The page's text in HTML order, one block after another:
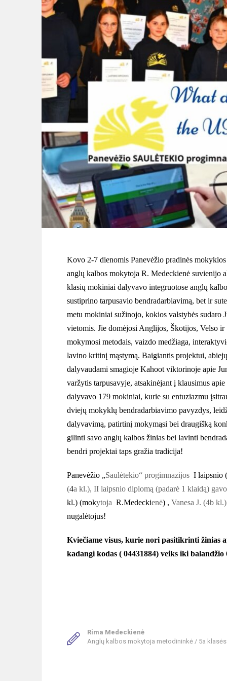
Kovo 2-7 dienomis Panevėžio pradinės
anglų kalbos mokytoja R. Medeckienė suvienijo
klasių mokiniai dalyvavo integruotose anglų
sustiprino tarpusavio bendradarbiavimą, bet ir
metu mokiniai sužinojo, kokios valstybės sudaro
vietomis. Jie domėjosi Anglijos, Škotijos, Velso
mokymosi metodais, vaizdo medžiaga,
lavino kritinį mąstymą. Baigiantis projektui,
dalyvaudami smagioje Kahoot viktorinoje apie
varžytis tarpusavyje, atsakinėjant į klausimus
dalyvavo 179 mokiniai, kurie su entuziazmu
dviejų mokyklų bendradarbiavimo pavyzdys,
dalyvavimą, patirtinį mokymąsi bei draugišką
gilinti savo anglų kalbos žinias bei lavinti
bendri projektai taps gražia tradicija!
Panevėžio „Saulėtekio“ progimnazijos I laipsnio
(4a kl.), II laipsnio diplomą (padarė 1 klaidą)
kl.) (mokytoja R.Medeckienė) , Vanesa J. (4b
nugalėtojus!
Kviečiame visus, kurie nori pasitikrinti žinias
kadangi kodas ( 04431884) veiks iki balandžio
Rima Medeckienė
Anglų kalbos mokytoja metodininkė / 5a